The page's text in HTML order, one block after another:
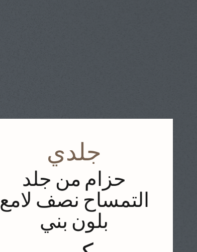
جلدي
حزام من جلد
التمساح نصف لامع
بلون بني